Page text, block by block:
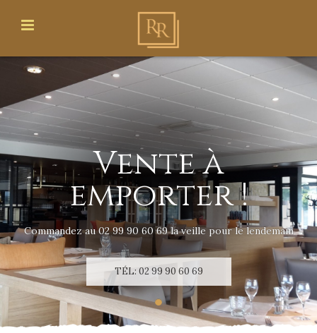
Vente à
emporter !
Commandez au 02 99 90 60 69 la veille pour le lendemain
TÉL: 02 99 90 60 69